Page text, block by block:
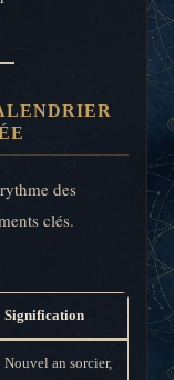
des
clés.
Signification
Nouvel an sorcier,